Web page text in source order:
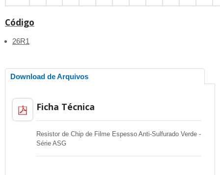
Código
26R1
Download de Arquivos
Ficha Técnica
Resistor de Chip de Filme Espesso Anti-Sulfurado Verde -
Série ASG